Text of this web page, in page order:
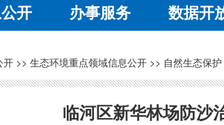
开 办事服务 数据开
开 >> 生态环境重点领域信息公开 >> 自然生态保护
临河区新华林场防沙